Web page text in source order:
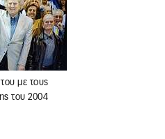
με τους
του 2004